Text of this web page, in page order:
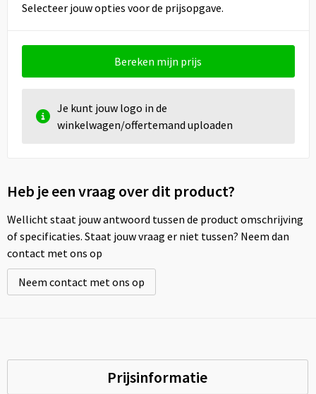
Selecteer jouw opties voor de prijsopgave.
Bereken mijn prijs
Je kunt jouw logo in de
winkelwagen/offertemand uploaden
Heb je een vraag over dit product?
Wellicht staat jouw antwoord tussen de product omschrijving
of specificaties. Staat jouw vraag er niet tussen? Neem dan
contact met ons op
Neem contact met ons op
Prijsinformatie